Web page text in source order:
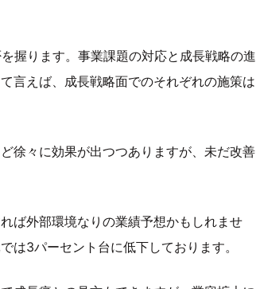
握ります。事業課題の対応と成長戦略の進
言えば、成長戦略面でのそれぞれの施策は
徐々に効果が出つつありますが、未だ改善
ば外部環境なりの業績予想かもしれませ
は3パーセント台に低下しております。